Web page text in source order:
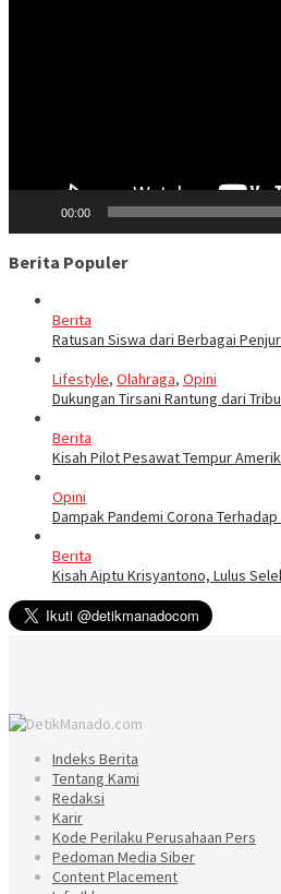
00:00
Berita Populer
Berita
Ratusan Siswa dari Berbagai
Lifestyle, Olahraga, Opini
Dukungan Tirsani Rantung dari
Berita
Kisah Pilot Pesawat Tempur
Opini
Dampak Pandemi Corona
Berita
Kisah Aiptu Krisyantono, Lulus
Indeks Berita
Tentang Kami
Redaksi
Karir
Kode Perilaku Perusahaan Pers
Pedoman Media Siber
Content Placement